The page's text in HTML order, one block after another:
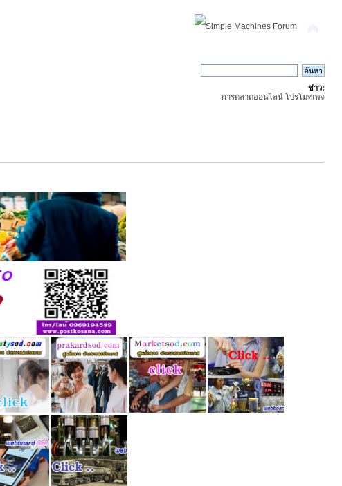
ข่าว:
การตลาดออนไลน์ โปรโมทเพจ